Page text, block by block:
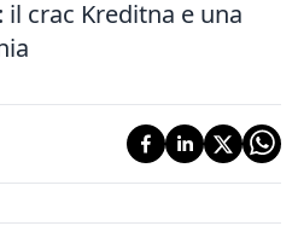
crac Kreditna e una